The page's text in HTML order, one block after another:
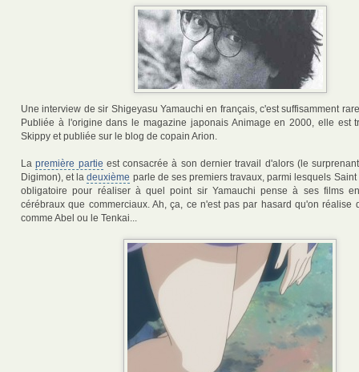
Une interview de sir Shigeyasu Yamauchi en français, c'est suffisamment
Publiée à l'origine dans le magazine japonais Animage en 2000, elle est
Skippy et publiée sur le blog de copain Arion.
Lapremière partie est consacrée à son dernier travail d'alors (le
Digimon), et ladeuxième parle de ses premiers travaux, parmi lesquels
obligatoire pour réaliser à quel point sir Yamauchi pense à ses films
cérébraux que commerciaux. Ah, ça, ce n'est pas par hasard qu'on réalise
comme Abel ou le Tenkai...